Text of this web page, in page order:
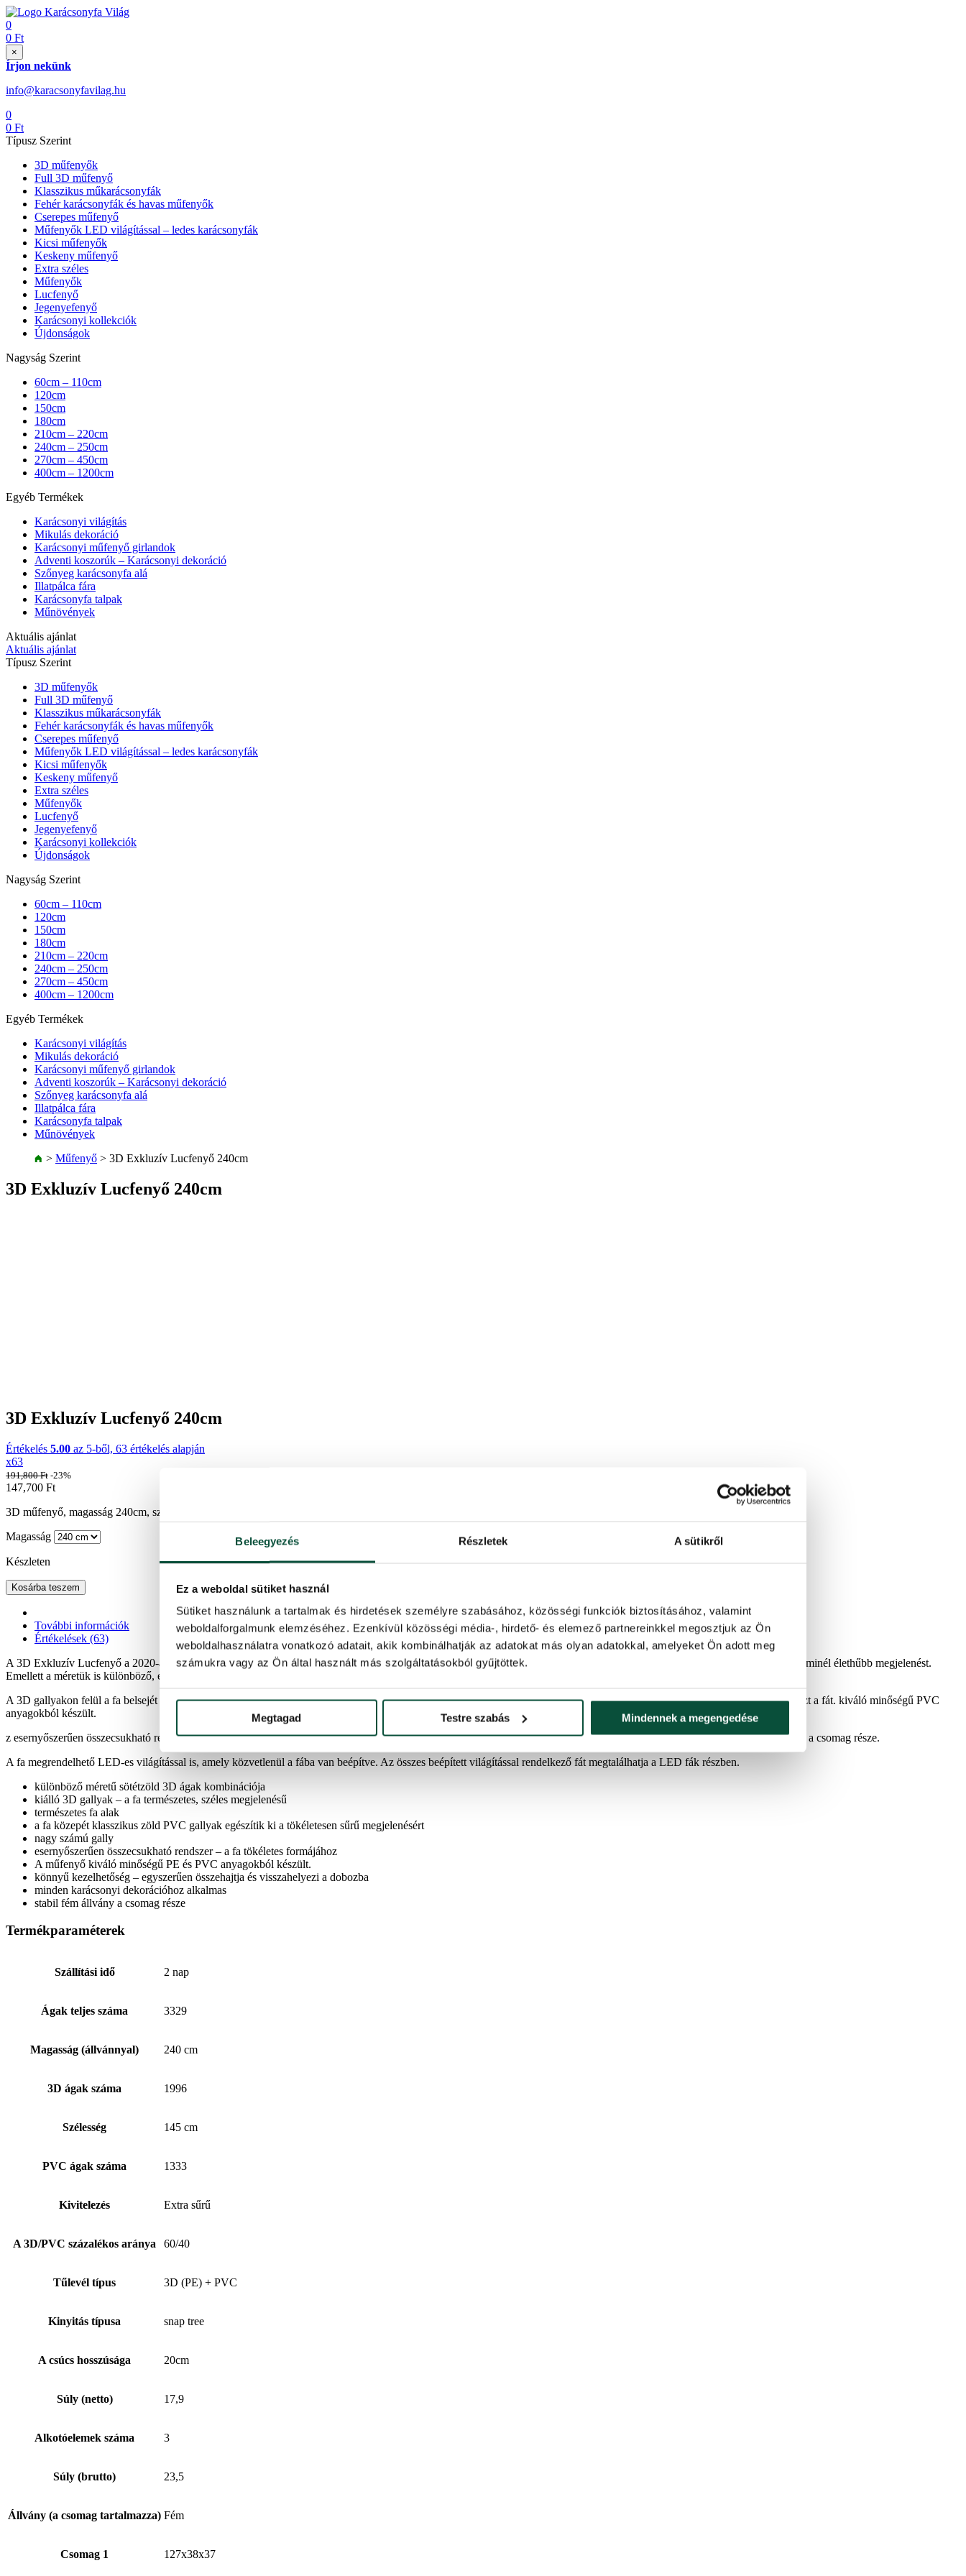
Beleegyezés Részletek A sütikről
Ez a weboldal sütiket használ
Sütiket használunk a tartalmak és hirdetések személyre szabásához, közösségi funkciók biztosításához, valamint
weboldalforgalmunk elemzéséhez. Ezenkívül közösségi média-, hirdető- és elemező partnereinkkel megosztjuk az Ön
weboldalhasználatra vonatkozó adatait, akik kombinálhatják az adatokat más olyan adatokkal, amelyeket Ön adott meg
számukra vagy az Ön által használt más szolgáltatásokból gyűjtöttek.
Megtagad Testre szabás Mindennek a megengedése
0
0 Ft
×
Írjon nekünk
info@karacsonyfavilag.hu
0
0 Ft
Típusz Szerint
3D műfenyők
Full 3D műfenyő
Klasszikus műkarácsonyfák
Fehér karácsonyfák és havas műfenyők
Cserepes műfenyő
Műfenyők LED világítással – ledes karácsonyfák
Kicsi műfenyők
Keskeny műfenyő
Extra széles
Műfenyők
Lucfenyő
Jegenyefenyő
Karácsonyi kollekciók
Újdonságok
Nagyság Szerint
60cm – 110cm
120cm
150cm
180cm
210cm – 220cm
240cm – 250cm
270cm – 450cm
400cm – 1200cm
Egyéb Termékek
Karácsonyi világítás
Mikulás dekoráció
Karácsonyi műfenyő girlandok
Adventi koszorúk – Karácsonyi dekoráció
Szőnyeg karácsonyfa alá
Illatpálca fára
Karácsonyfa talpak
Műnövények
Aktuális ajánlat
Aktuális ajánlat
Típusz Szerint
3D műfenyők
Full 3D műfenyő
Klasszikus műkarácsonyfák
Fehér karácsonyfák és havas műfenyők
Cserepes műfenyő
Műfenyők LED világítással – ledes karácsonyfák
Kicsi műfenyők
Keskeny műfenyő
Extra széles
Műfenyők
Lucfenyő
Jegenyefenyő
Karácsonyi kollekciók
Újdonságok
Nagyság Szerint
60cm – 110cm
120cm
150cm
180cm
210cm – 220cm
240cm – 250cm
270cm – 450cm
400cm – 1200cm
Egyéb Termékek
Karácsonyi világítás
Mikulás dekoráció
Karácsonyi műfenyő girlandok
Adventi koszorúk – Karácsonyi dekoráció
Szőnyeg karácsonyfa alá
Illatpálca fára
Karácsonyfa talpak
Műnövények
> Műfenyő > 3D Exkluzív Lucfenyő 240cm
3D Exkluzív Lucfenyő 240cm
3D Exkluzív Lucfenyő 240cm
Értékelés 5.00 az 5-ből, 63 értékelés alapján
x63
191,800Ft -23%
147,700 Ft
3D műfenyő, magasság 240cm, szélesség 145cm, sötétzöld fenyő tűlevelek, tűlevél típus 3D (PE) + PVC, elhelyezés extra sűrű, hegy hoszzúsága cca 20cm, részek száma – 3
Magasság
Készleten
Kosárba teszem
További információk
Értékelések (63)
A 3D Exkluzív Lucfenyő a 2020-as szezon újdonsága, amely garantáltan elbűvöli kinézetével. A nagy számú 3D ágak elhelyezése szabálytalanul történt, hogy így is biztosítsa a minél élethűbb megjelenést.
Emellett a méretük is különböző, egyaránt megtalálhatóak kisebb és nagyobb sötétzöld 3D ágak is.
A 3D gallyakon felül a fa belsejét klasszikus PVC ágak alkotják, amelyek gondoskodnak az extra sűrű összképről. Ezek kombinációja és elrendezése valóban exkluzívvá teszi ezt a fát. kiváló minőségű PVC
anyagokból készült.
z esernyőszerűen összecsukható rendszer garantálja, hogy kinyitásakor a fa ágai pontosan meghatározott helyükre kerülnek, így a fának tökéletes alakja lesz. A stabil fém állvány a csomag része.
A fa megrendelhető LED-es világítással is, amely közvetlenül a fába van beépítve. Az összes beépített világítással rendelkező fát megtalálhatja a LED fák részben.
különböző méretű sötétzöld 3D ágak kombinációja
kiálló 3D gallyak – a fa természetes, széles megjelenésű
természetes fa alak
a fa közepét klasszikus zöld PVC gallyak egészítik ki a tökéletesen sűrű megjelenésért
nagy számú gally
esernyőszerűen összecsukható rendszer – a fa tökéletes formájához
A műfenyő kiváló minőségű PE és PVC anyagokból készült.
könnyű kezelhetőség – egyszerűen összehajtja és visszahelyezi a dobozba
minden karácsonyi dekorációhoz alkalmas
stabil fém állvány a csomag része
Termékparaméterek
Szállítási idő 2 nap
Ágak teljes száma 3329
Magasság (állvánnyal) 240 cm
3D ágak száma 1996
Szélesség 145 cm
PVC ágak száma 1333
Kivitelezés Extra sűrű
A 3D/PVC százalékos aránya 60/40
Tűlevél típus 3D (PE) + PVC
Kinyitás típusa snap tree
A csúcs hosszúsága 20cm
Súly (netto) 17,9
Alkotóelemek száma 3
Súly (brutto) 23,5
Állvány (a csomag tartalmazza) Fém
Csomag 1 127x38x37